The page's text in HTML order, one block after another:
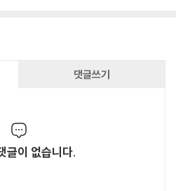
댓글쓰기
글이 없습니다.